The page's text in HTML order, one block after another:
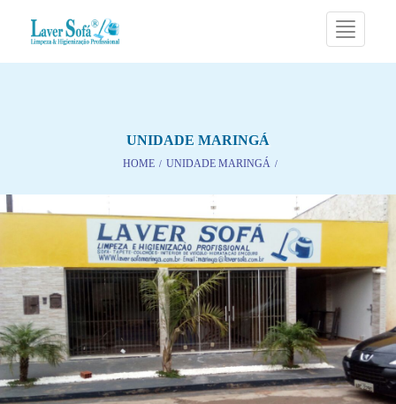
UNIDADE MARINGÁ
HOME / UNIDADE MARINGÁ /